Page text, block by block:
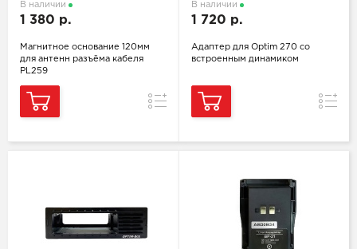
В наличии
1 380 р.
Магнитное основание 120мм
для антенн разъёма кабеля
PL259
Сравнение
В наличии
1 720 р.
Адаптер для Optim 270 со
встроенным динамиком